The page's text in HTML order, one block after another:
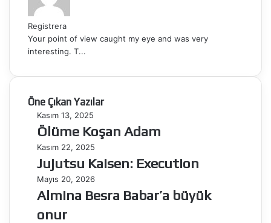
Registrera
Your point of view caught my eye and was very
interesting. T...
Öne Çıkan Yazılar
Ölüme
Koşan
Kasım 13, 2025
Ölüme Koşan Adam
Jujutsu
Kaisen:
Execution
Kasım 22, 2025
Jujutsu Kaisen: Execution
Almina
Besra
büyük
Mayıs 20, 2026
Almina Besra Babar’a büyük
onur